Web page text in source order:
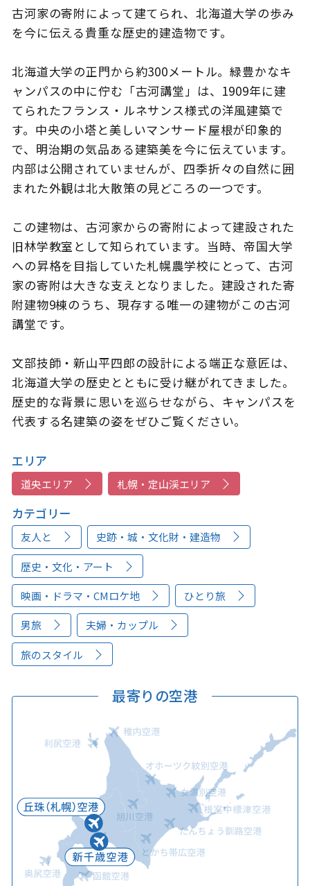
このサイトについて 観光資料
動画ライブラリー フォトライブラリー
お問い合わせ
古河家の寄附によって建てられ、北海道大学の歩み
を今に伝える貴重な歴史的建造物です。
北海道大学の正門から約300メートル。緑豊かなキ
ャンパスの中に佇む「古河講堂」は、1909年に建
てられたフランス・ルネサンス様式の洋風建築で
す。中央の小塔と美しいマンサード屋根が印象的
で、明治期の気品ある建築美を今に伝えています。
内部は公開されていませんが、四季折々の自然に囲
まれた外観は北大散策の見どころの一つです。
この建物は、古河家からの寄附によって建設された
旧林学教室として知られています。当時、帝国大学
への昇格を目指していた札幌農学校にとって、古河
家の寄附は大きな支えとなりました。建設された寄
附建物9棟のうち、現存する唯一の建物がこの古河
講堂です。
文部技師・新山平四郎の設計による端正な意匠は、
北海道大学の歴史とともに受け継がれてきました。
歴史的な背景に思いを巡らせながら、キャンパスを
代表する名建築の姿をぜひご覧ください。
エリア
道央エリア 札幌・定山渓エリア
カテゴリー
友人と 史跡・城・文化財・建造物
歴史・文化・アート
映画・ドラマ・CMロケ地 ひとり旅
男旅 夫婦・カップル
旅のスタイル
最寄りの空港